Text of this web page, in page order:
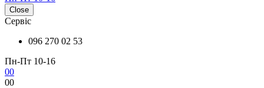
Close
Сервіс
096 270 02 53
Пн-Пт 10-16
00
00